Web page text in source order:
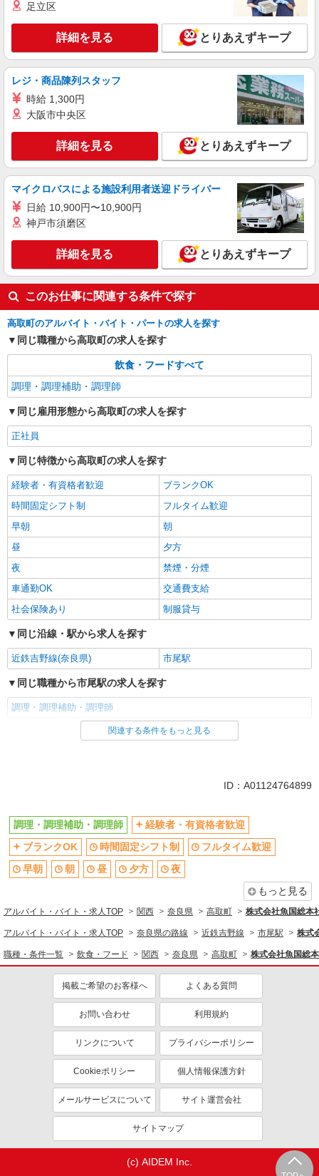
足立区
詳細を見る とりあえずキープ
レジ・商品陳列スタッフ
時給 1,300円
大阪市中央区
詳細を見る とりあえずキープ
マイクロバスによる施設利用者送迎ドライバー
日給 10,900円〜10,900円
神戸市須磨区
詳細を見る とりあえずキープ
このお仕事に関連する条件で探す
高取町のアルバイト・バイト・パートの求人を探す
同じ職種から高取町の求人を探す
飲食・フードすべて
調理・調理補助・調理師
同じ雇用形態から高取町の求人を探す
正社員
同じ特徴から高取町の求人を探す
経験者・有資格者歓迎
ブランクOK
時間固定シフト制
フルタイム歓迎
早朝
朝
昼
夕方
夜
禁煙・分煙
車通勤OK
交通費支給
社会保険あり
制服貸与
同じ沿線・駅から求人を探す
近鉄吉野線(奈良県) 市尾駅
同じ職種から市尾駅の求人を探す
調理・調理補助・調理師
同じ雇用形態から市尾駅の求人を探す
時間固定シフト制
フルタイム歓迎
早朝
朝
昼
夕方
車通勤OK
交通費支給
社会保険あり
制服貸与
同じ職種から求人を探す
飲食・フード
調理・調理補助・調理師
同じ特徴から求人を探す
交通費支給
関連する条件をもっと見る
ID：A01124764899
調理・調理補助・調理師
経験者・有資格者歓迎
ブランクOK
時間固定シフト制
フルタイム歓迎
早朝
朝 昼 夕方
夜
もっと見る
アルバイト・バイト・求人TOP 関西 奈良県 高取町 株式会社魚国総本
アルバイト・バイト・求人TOP 奈良県の路線 近鉄吉野線 市尾駅 株式
職種・条件一覧 飲食・フード 関西 奈良県 高取町 株式会社魚国総
掲載ご希望のお客様へ よくある質問
お問い合わせ 利用規約
リンクについて プライバシーポリシー
Cookieポリシー 個人情報保護方針
メールサービスについて サイト運営会社
サイトマップ
(c) AIDEM Inc.